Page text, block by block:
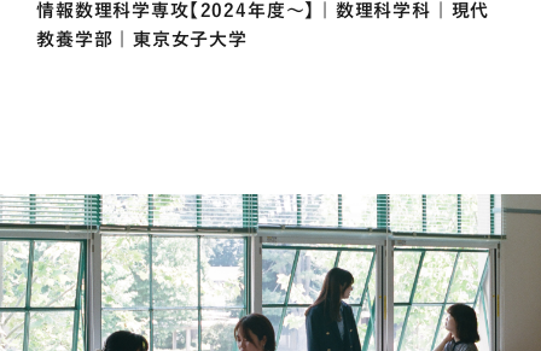
情報数理科学専攻【2024年度～】 | 数理科学科 | 現代
教養学部 | 東京女子大学